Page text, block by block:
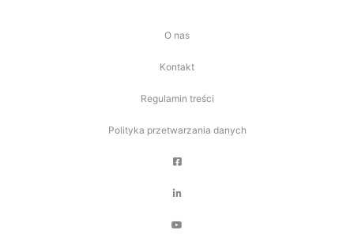
O nas
Kontakt
Regulamin treści
Polityka przetwarzania danych